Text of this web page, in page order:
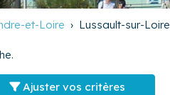
et-Loire Lussault-sur-Loire
Ajuster vos critères